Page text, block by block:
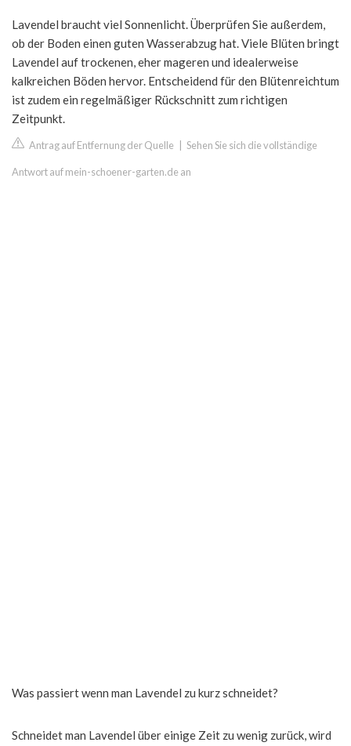
Lavendel braucht viel Sonnenlicht. Überprüfen Sie außerdem,
ob der Boden einen guten Wasserabzug hat. Viele Blüten bringt
Lavendel auf trockenen, eher mageren und idealerweise
kalkreichen Böden hervor. Entscheidend für den Blütenreichtum
ist zudem ein regelmäßiger Rückschnitt zum richtigen
Zeitpunkt.
Antrag auf Entfernung der Quelle Sehen Sie sich die vollständige
Antwort auf mein-schoener-garten.de an
Was passiert wenn man Lavendel zu kurz schneidet?
Schneidet man Lavendel über einige Zeit zu wenig zurück, wird